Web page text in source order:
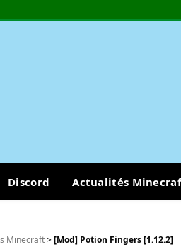
Discord Actualités
Minecraft>[Mod] Potion Fingers [1.12.2]